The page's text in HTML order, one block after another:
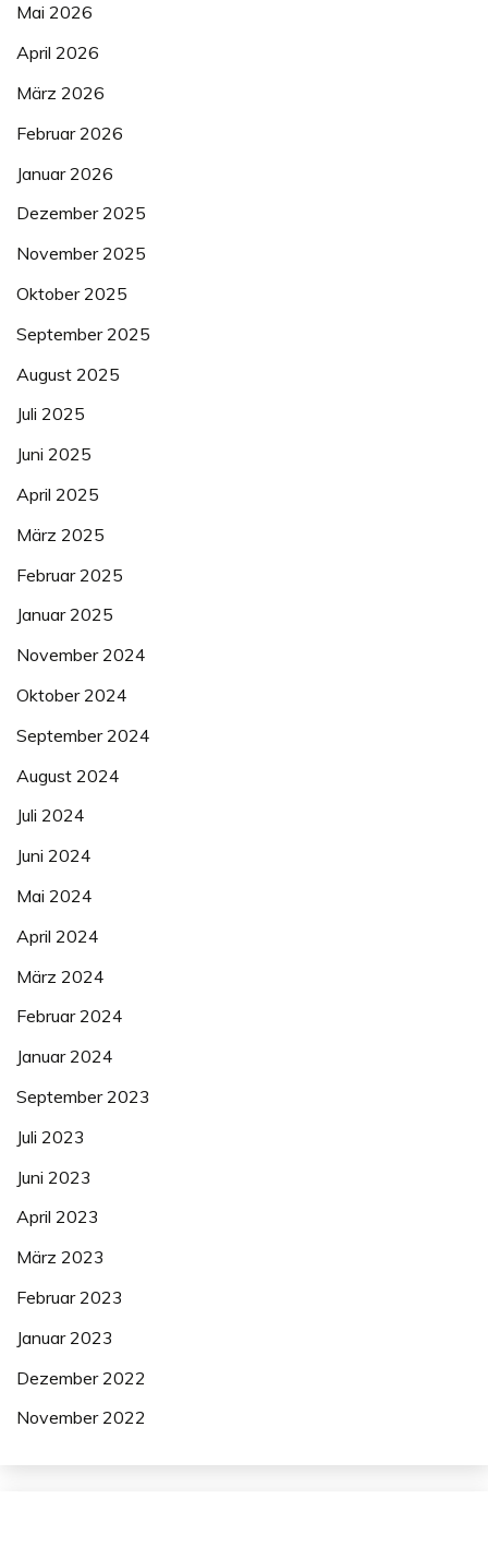
Mai 2026
April 2026
März 2026
Februar 2026
Januar 2026
Dezember 2025
November 2025
Oktober 2025
September 2025
August 2025
Juli 2025
Juni 2025
April 2025
März 2025
Februar 2025
Januar 2025
November 2024
Oktober 2024
September 2024
August 2024
Juli 2024
Juni 2024
Mai 2024
April 2024
März 2024
Februar 2024
Januar 2024
September 2023
Juli 2023
Juni 2023
April 2023
März 2023
Februar 2023
Januar 2023
Dezember 2022
November 2022